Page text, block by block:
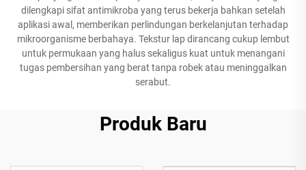
dilengkapi sifat antimikroba yang terus bekerja bahkan setelah
aplikasi awal, memberikan perlindungan berkelanjutan terhadap
mikroorganisme berbahaya. Tekstur lap dirancang cukup lembut
untuk permukaan yang halus sekaligus kuat untuk menangani
tugas pembersihan yang berat tanpa robek atau meninggalkan
serabut.
Produk Baru